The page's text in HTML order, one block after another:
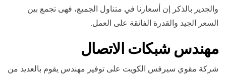
والجدير بالذكر إن أسعارنا في متناول الجميع، فهى تجمع بين
السعر الجيد والقدرة الفائقة على العمل.
مهندس شبكات الاتصال
شركة مقوي سيرفس الكويت على توفير مهندس يقوم بالعديد من